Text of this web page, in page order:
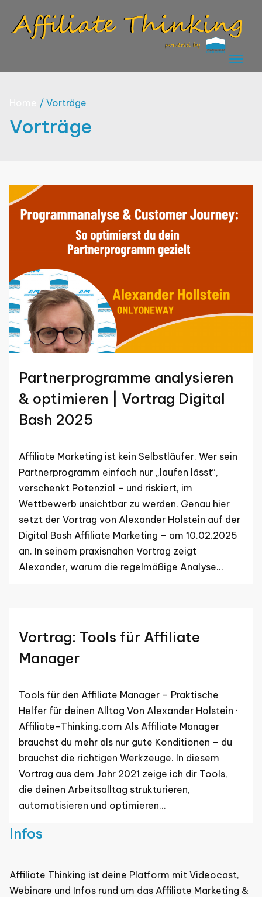
content
Vorträge
Vorträge
Partnerprogramme analysieren
& optimieren | Vortrag Digital
Bash 2025
Affiliate Marketing ist kein Selbstläufer. Wer sein
Partnerprogramm einfach nur „laufen lässt“,
verschenkt Potenzial – und riskiert, im
Wettbewerb unsichtbar zu werden. Genau hier
setzt der Vortrag von Alexander Holstein auf der
Digital Bash Affiliate Marketing – am 10.02.2025
an. In seinem praxisnahen Vortrag zeigt
Alexander, warum die regelmäßige Analyse…
Vortrag: Tools für Affiliate
Manager
Tools für den Affiliate Manager – Praktische
Helfer für deinen Alltag Von Alexander Holstein ·
Affiliate-Thinking.com Als Affiliate Manager
brauchst du mehr als nur gute Konditionen – du
brauchst die richtigen Werkzeuge. In diesem
Vortrag aus dem Jahr 2021 zeige ich dir Tools,
die deinen Arbeitsalltag strukturieren,
automatisieren und optimieren…
Infos
Affiliate Thinking ist deine Platform mit Videocast,
Webinare und Infos rund um das Affiliate Marketing &